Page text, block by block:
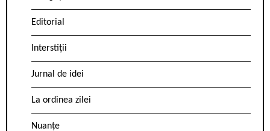
Editorial
Interstiții
Jurnal de idei
La ordinea zilei
Nuanțe